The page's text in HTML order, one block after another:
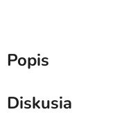
Popis
Diskusia